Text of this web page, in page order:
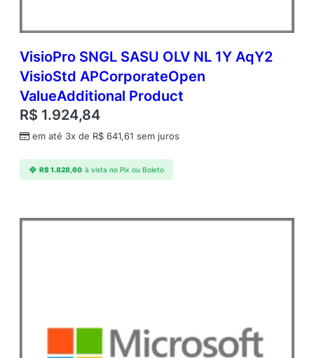
VisioPro SNGL SASU OLV NL 1Y AqY2
VisioStd APCorporateOpen
ValueAdditional Product
R$ 1.924,84
em até 3x de R$ 641,61 sem juros
R$1.828,60 à vista no Pix ou Boleto